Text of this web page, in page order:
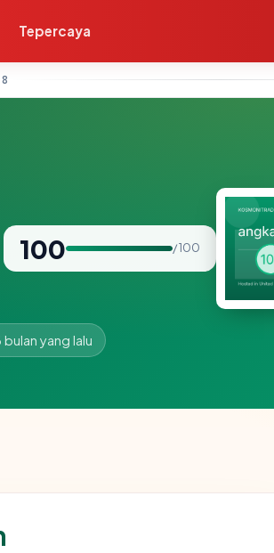
Tepercaya
100 / 100
bulan yang lalu